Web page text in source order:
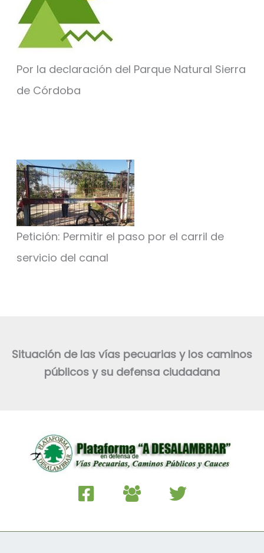
Por la declaración del Parque Natural Sierra
de Córdoba
Petición: Permitir el paso por el carril de
servicio del canal
Situación de las vías pecuarias y los caminos
públicos y su defensa ciudadana